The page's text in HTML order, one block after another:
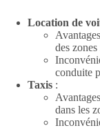
Location de
des
conduite
Taxis :
dans les